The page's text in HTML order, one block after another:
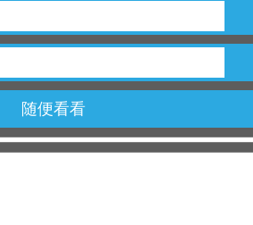
随便看看